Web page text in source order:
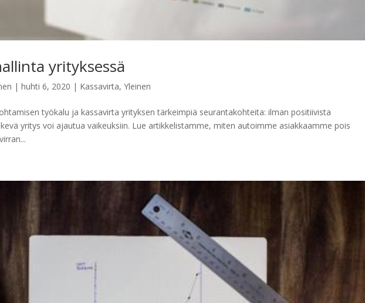
yrityksessä
|huhti 6, 2020 | Kassavirta,Yleinen
työkalu ja kassavirta yrityksen tärkeimpiä seurantakohteita: ilman positiivista
yritys voi ajautua vaikeuksiin. Lue artikkelistamme, miten autoimme asiakkaamme pois